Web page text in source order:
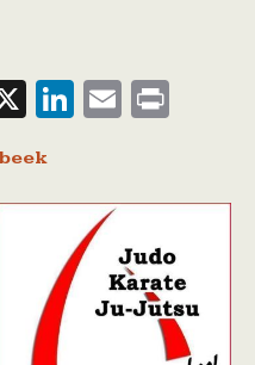
X LinkedIn
Email